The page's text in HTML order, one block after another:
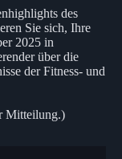
des
Sie sich, Ihre
2025 in
über die
der Fitness- und
Mitteilung.)